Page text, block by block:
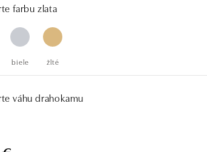
farbu zlata
biele žlté
váhu drahokamu